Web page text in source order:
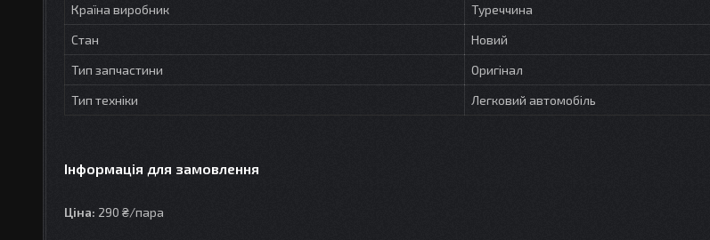
Країна виробник
Туреччина
Стан
Новий
Тип запчастини
Оригінал
Тип техніки
Легковий автомобіль
Інформація для замовлення
Ціна: 290 ₴/пара